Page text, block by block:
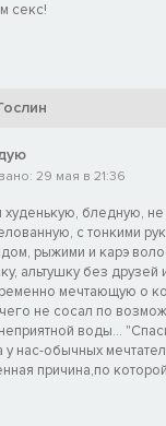
секс!
29 мая в 21:36
худенькую, бледную,
с тонкими
рыжими и карэ
альтушку без друзей
мечтающую о
не сосал по
воды...
у нас-обычных
причина,по